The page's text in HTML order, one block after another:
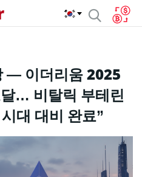
— 이더리움 2025
… 비탈릭 부테린
대 대비 완료”